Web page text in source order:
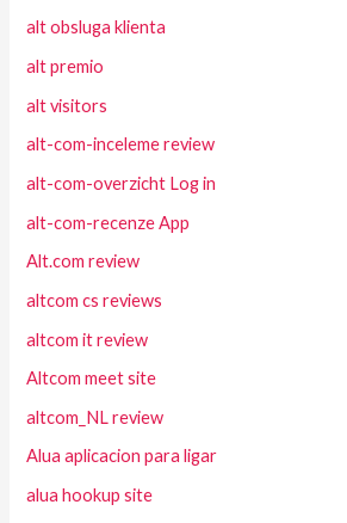
alt obsluga klienta
alt premio
alt visitors
alt-com-inceleme review
alt-com-overzicht Log in
alt-com-recenze App
Alt.com review
altcom cs reviews
altcom it review
Altcom meet site
altcom_NL review
Alua aplicacion para ligar
alua hookup site